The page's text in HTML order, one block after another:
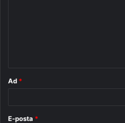
Ad *
E-posta *